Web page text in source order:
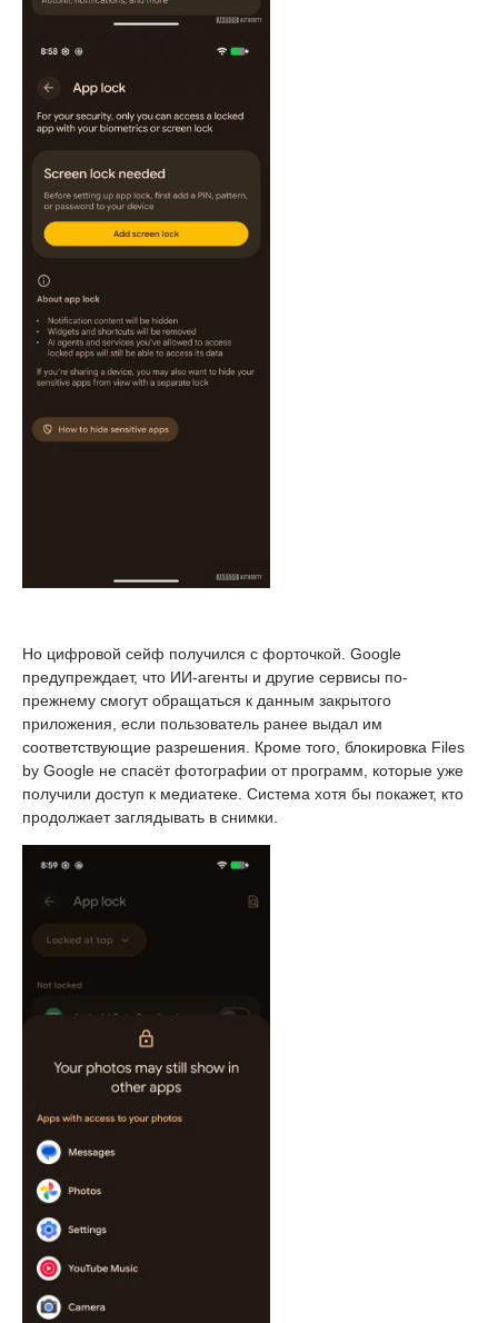
Но цифровой сейф получился с форточкой. Google
предупреждает, что ИИ-агенты и другие сервисы по-
прежнему смогут обращаться к данным закрытого
приложения, если пользователь ранее выдал им
соответствующие разрешения. Кроме того, блокировка Files
by Google не спасёт фотографии от программ, которые уже
получили доступ к медиатеке. Система хотя бы покажет, кто
продолжает заглядывать в снимки.